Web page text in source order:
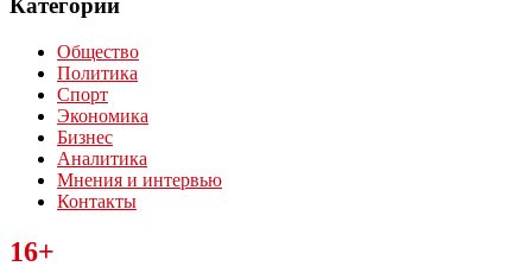
Категории
Общество
Политика
Спорт
Экономика
Бизнес
Аналитика
Мнения и интервью
Контакты
Читайте последние новости дня в Тульской области на сайте
“ЗаНовомосковск”
16+